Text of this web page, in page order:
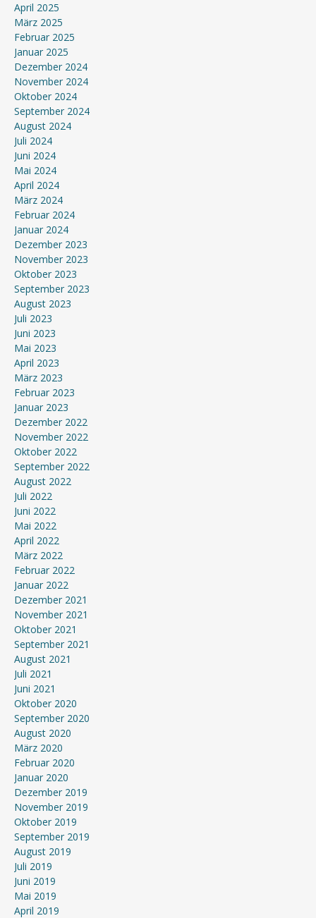
April 2025
März 2025
Februar 2025
Januar 2025
Dezember 2024
November 2024
Oktober 2024
September 2024
August 2024
Juli 2024
Juni 2024
Mai 2024
April 2024
März 2024
Februar 2024
Januar 2024
Dezember 2023
November 2023
Oktober 2023
September 2023
August 2023
Juli 2023
Juni 2023
Mai 2023
April 2023
März 2023
Februar 2023
Januar 2023
Dezember 2022
November 2022
Oktober 2022
September 2022
August 2022
Juli 2022
Juni 2022
Mai 2022
April 2022
März 2022
Februar 2022
Januar 2022
Dezember 2021
November 2021
Oktober 2021
September 2021
August 2021
Juli 2021
Juni 2021
Oktober 2020
September 2020
August 2020
März 2020
Februar 2020
Januar 2020
Dezember 2019
November 2019
Oktober 2019
September 2019
August 2019
Juli 2019
Juni 2019
Mai 2019
April 2019